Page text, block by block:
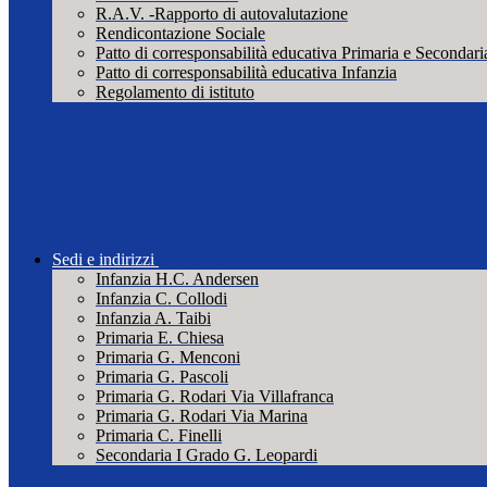
R.A.V. -Rapporto di autovalutazione
Rendicontazione Sociale
Patto di corresponsabilità educativa Primaria e
Patto di corresponsabilità educativa Infanzia
Regolamento di istituto
Sedi e indirizzi
Infanzia H.C. Andersen
Infanzia C. Collodi
Infanzia A. Taibi
Primaria E. Chiesa
Primaria G. Menconi
Primaria G. Pascoli
Primaria G. Rodari Via Villafranca
Primaria G. Rodari Via Marina
Primaria C. Finelli
Secondaria I Grado G. Leopardi